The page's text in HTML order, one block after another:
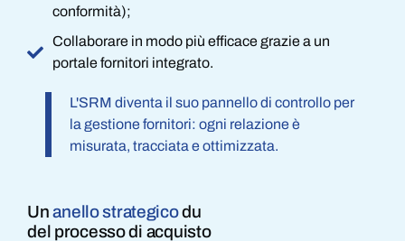
conformità);
Collaborare in modo più efficace grazie a un
portale fornitori integrato.
L'SRM diventa il suo pannello di controllo per
la gestione fornitori: ogni relazione è
misurata, tracciata e ottimizzata.
Unanello strategicodu
del processo di acquisto